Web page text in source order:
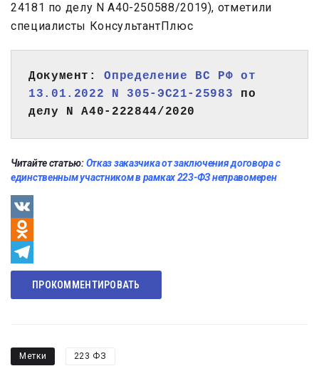
24181 по делу N А40-250588/2019), отметили
специалисты КонсультантПлюс
Документ: Определение ВС РФ от
13.01.2022 N 305-ЭС21-25983 по
Читайте статью:Отказ заказчика от заключения договора с
единственным участником в рамках 223-ФЗ неправомерен
VK
Odnoklassniki
Telegram
ПРОКОММЕНТИРОВАТЬ
Метки 223 ФЗ